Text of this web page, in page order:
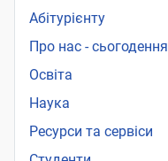
Абітурієнту
Про нас - сьогодення
Освіта
Наука
Ресурси та сервіси